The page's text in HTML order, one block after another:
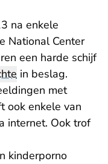
na enkele
National Center
een harde schijf
in beslag.
met
ook enkele van
internet. Ook trof
kinderporno